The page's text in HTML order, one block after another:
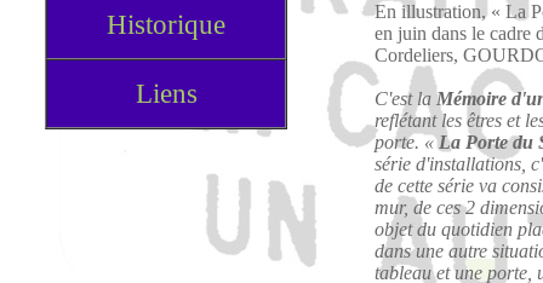
Historique
Liens
En illustration, « La
en juin dans le
Cordeliers,
C'est la Mémoire
reflétant les êtres et
porte. «La Porte du
série d'installations,
de cette série va
mur, de ces 2
objet du quotidien
dans une autre
tableau et une porte,